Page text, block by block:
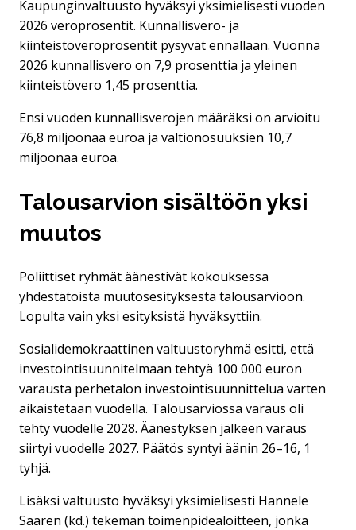
Kaupunginvaltuusto hyväksyi yksimielisesti vuoden
2026 veroprosentit. Kunnallisvero- ja
kiinteistöveroprosentit pysyvät ennallaan. Vuonna
2026 kunnallisvero on 7,9 prosenttia ja yleinen
kiinteistövero 1,45 prosenttia.
Ensi vuoden kunnallisverojen määräksi on arvioitu
76,8 miljoonaa euroa ja valtionosuuksien 10,7
miljoonaa euroa.
Talousarvion sisältöön yksi
muutos
Poliittiset ryhmät äänestivät kokouksessa
yhdestätoista muutosesityksestä talousarvioon.
Lopulta vain yksi esityksistä hyväksyttiin.
Sosialidemokraattinen valtuustoryhmä esitti, että
investointisuunnitelmaan tehtyä 100 000 euron
varausta perhetalon investointisuunnittelua varten
aikaistetaan vuodella. Talousarviossa varaus oli
tehty vuodelle 2028. Äänestyksen jälkeen varaus
siirtyi vuodelle 2027. Päätös syntyi äänin 26–16, 1
tyhjä.
Lisäksi valtuusto hyväksyi yksimielisesti Hannele
Saaren (kd.) tekemän toimenpidealoitteen, jonka